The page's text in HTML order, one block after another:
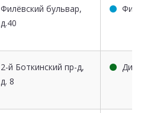
Филёвский бульвар,
д.40
2-й Боткинский пр-д,
д. 8